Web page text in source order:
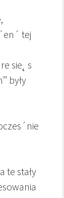
tej
sie˛ s
były
te stały